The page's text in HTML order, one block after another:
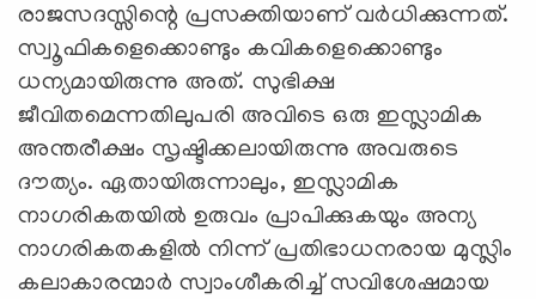
രാജസദസ്സിന്റെ പ്രസക്തിയാണ്‌ വർധിക്കുന്നത്‌.
സ്വൂഫികളെക്കൊണ്ടും കവികളെക്കൊണ്ടും
ധന്യമായിരുന്നു അത്‌. സുഭിക്ഷ
ജീവിതമെന്നതിലുപരി അവിടെ ഒരു ഇസ്ലാമിക
അന്തരീക്ഷം സൃഷ്ടിക്കലായിരുന്നു അവരുടെ
ദൗത്യം. ഏതായിരുന്നാലും, ഇസ്ലാമിക
നാഗരികതയില്‍ ഉരുവം പ്രാപിക്കുകയും അന്യ
നാഗരികതകളില്‍ നിന്ന്‌ പ്രതിഭാധനരായ മുസ്ലിം
കലാകാരന്മാര്‍ സ്വാംശീകരിച്ച്‌ സവിശേഷമായ